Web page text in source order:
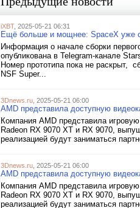
iXBT, 2025-05-21 06:31
Ещё больше и мощнее: SpaceX уже
Информация о начале сборки
опубликована в Telegram-канале
Номер прототипа пока не раскрыт,
NSF Super...
3Dnews.ru , 2025-05-21 06:00
AMD представила доступную
Компания AMD представила
Radeon RX 9070 XT и RX 9070,
реализацией будут заниматься
3Dnews.ru , 2025-05-21 06:00
AMD представила доступную
Компания AMD представила
Radeon RX 9070 XT и RX 9070,
реализацией будут заниматься